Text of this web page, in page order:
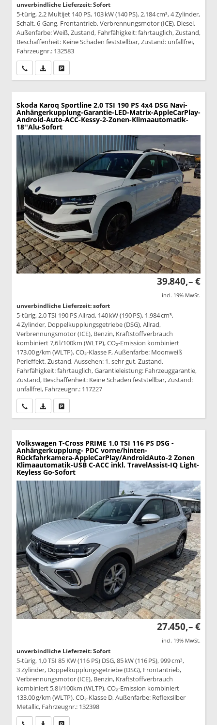
unverbindliche Lieferzeit: Sofort
5-türig, 2.2 Multijet 140 PS, 103 kW (140 PS), 2.184 cm³, 4 Zylinder,
Schalt. 6-Gang, Frontantrieb, Verbrennungsmotor (ICE), Diesel,
Außenfarbe: Weiß, Zustand, Fahrfähigkeit: fahrtauglich, Zustand,
Beschaffenheit: Keine Schäden feststellbar, Zustand: unfallfrei,
Fahrzeugnr.: 132583
Wir rufen Sie anPDF-Datei, Fahrzeugexposé drucken
Skoda Karoq Sportline 2.0 TSI 190 PS 4x4 DSG Navi-
Anhängerkupplung-Garantie-LED-Matrix-AppleCarPlay-
Android-Auto-ACC-Kessy-2-Zonen-Klimaautomatik-
18''Alu-Sofort
39.840,– €
incl. 19% MwSt.
unverbindliche Lieferzeit: sofort
5-türig, 2.0 TSI 190 PS Allrad, 140 kW (190 PS), 1.984 cm³,
4 Zylinder, Doppelkupplungsgetriebe (DSG), Allrad,
Verbrennungsmotor (ICE), Benzin, Kraftstoffverbrauch
kombiniert 7,6 l/100km (WLTP), CO₂-Emission kombiniert
173.00 g/km (WLTP), CO₂-Klasse F, Außenfarbe: Moonweiß
Perleffekt, Zustand, Aussehen: 1, sehr gut, Zustand,
Fahrfähigkeit: fahrtauglich, Garantieleistung: Fahrzeuggarantie,
Zustand, Beschaffenheit: Keine Schäden feststellbar, Zustand:
unfallfrei, Fahrzeugnr.: 117227
Wir rufen Sie anPDF-Datei, Fahrzeugexposé drucken
Volkswagen T-Cross PRIME 1,0 TSI 116 PS DSG -
Anhängerkupplung- PDC vorne/hinten-
Rückfahrkamera-AppleCarPlay/AndroidAuto-2 Zonen
Klimaautomatik-USB C-ACC inkl. TravelAssist-IQ Light-
Keyless Go-Sofort
27.450,– €
incl. 19% MwSt.
unverbindliche Lieferzeit: Sofort
5-türig, 1,0 TSI 85 KW (116 PS) DSG, 85 kW (116 PS), 999 cm³,
3 Zylinder, Doppelkupplungsgetriebe (DSG), Frontantrieb,
Verbrennungsmotor (ICE), Benzin, Kraftstoffverbrauch
kombiniert 5,8 l/100km (WLTP), CO₂-Emission kombiniert
133.00 g/km (WLTP), CO₂-Klasse D, Außenfarbe: Reflexsilber
Metallic, Fahrzeugnr.: 132398
Wir rufen Sie anPDF-Datei, Fahrzeugexposé drucken